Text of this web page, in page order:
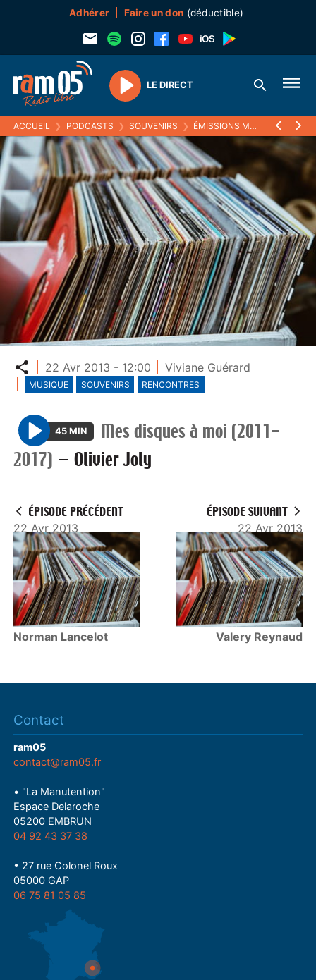
Adhérer Faire un don (déductible)
Play
LE DIRECT
ACCUEIL ❯ PODCASTS ❯ SOUVENIRS ❯ ÉMISSIONS MUSICALES (SOUVENIRS)
Partager
22 Avr 2013 - 12:00 Viviane Guérard
MUSIQUE SOUVENIRS RENCONTRES
P
l
45 MIN
Mes disques à moi (2011-
2017) —Olivier Joly
ÉPISODE PRÉCÉDENT
22 Avr 2013
Norman Lancelot
ÉPISODE SUIVANT
22 Avr 2013
Valery Reynaud
Contact
ram05
contact@ram05.fr
• "La Manutention"
Espace Delaroche
05200 EMBRUN
04 92 43 37 38
• 27 rue Colonel Roux
05000 GAP
06 75 81 05 85